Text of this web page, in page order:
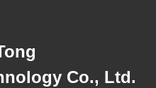
Co., Ltd.